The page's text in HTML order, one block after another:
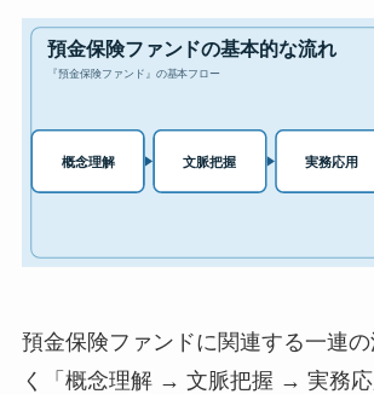
預金保険ファンドに関連する一連の
く「概念理解 → 文脈把握 → 実務